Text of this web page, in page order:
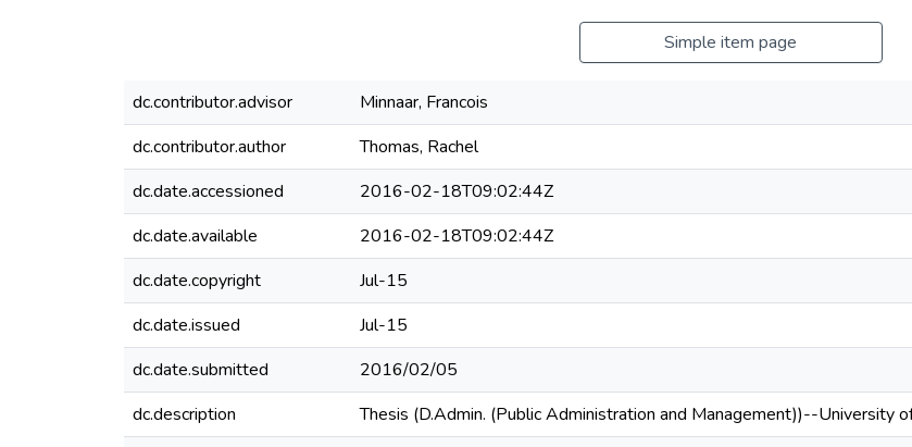
Simple item page
dc.contributor.advisor
Minnaar, Francois
dc.contributor.author
Thomas, Rachel
dc.date.accessioned
2016-02-18T09:02:44Z
dc.date.available
2016-02-18T09:02:44Z
dc.date.copyright
Jul-15
dc.date.issued
Jul-15
dc.date.submitted
2016/02/05
dc.description
Thesis (D.Admin. (Public Administration and Management))--University